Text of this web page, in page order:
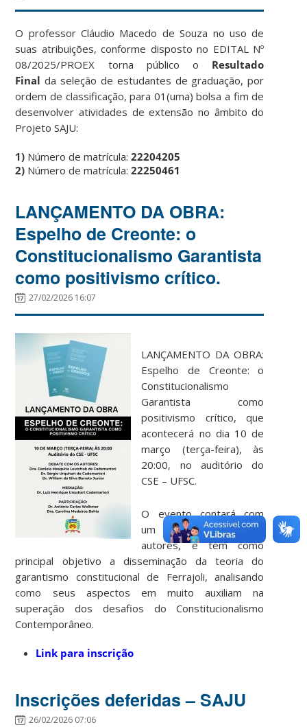
O professor Cláudio Macedo de Souza no uso de
suas atribuições, conforme disposto no EDITAL Nº
08/2025/PROEX torna público o Resultado
Final da seleção de estudantes de graduação, por
ordem de classificação, para 01(uma) bolsa a fim de
desenvolver atividades de extensão no âmbito do
Projeto SAJU:
1) Número de matrícula: 22204205
2) Número de matrícula:22250461
LANÇAMENTO DA OBRA:
Espelho de Creonte: o
Constitucionalismo Garantista
como positivismo crítico.
27/02/2026 16:07
LANÇAMENTO DA OBRA:
Espelho de Creonte: o
Constitucionalismo
Garantista como
positivismo crítico, que
acontecerá no dia 10 de
março (terça-feira), às
20:00, no auditório do
CSE – UFSC.
O evento contará com
um debate entre os
autores, e tem como
principal objetivo a disseminação da teoria do
garantismo constitucional de Ferrajoli, analisando
como seus aspectos em muito auxiliam na
superação dos desafios do Constitucionalismo
Contemporâneo.
Link para inscrição
Inscrições deferidas – SAJU
26/02/2026 07:06